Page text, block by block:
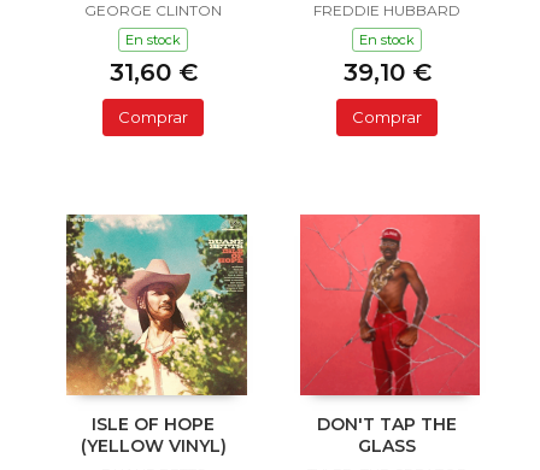
GEORGE CLINTON
En stock
31,60 €
Comprar
FREDDIE HUBBARD
En stock
39,10 €
Comprar
ISLE OF HOPE
(YELLOW VINYL)
DON'T TAP THE
GLASS